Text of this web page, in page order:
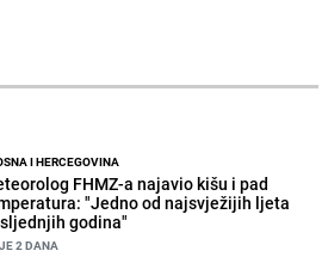
I HERCEGOVINA
FHMZ-a najavio kišu i pad
"Jedno od najsvježijih ljeta
godina"
2 DANA